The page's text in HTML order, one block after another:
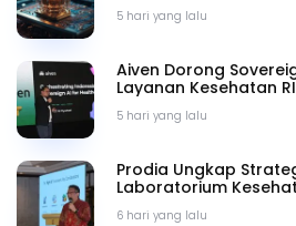
5 hari yang lalu
5 hari yang lalu
Aiven Dorong
Layanan Kesehatan RI
6 hari yang lalu
Prodia Ungkap
Laboratorium